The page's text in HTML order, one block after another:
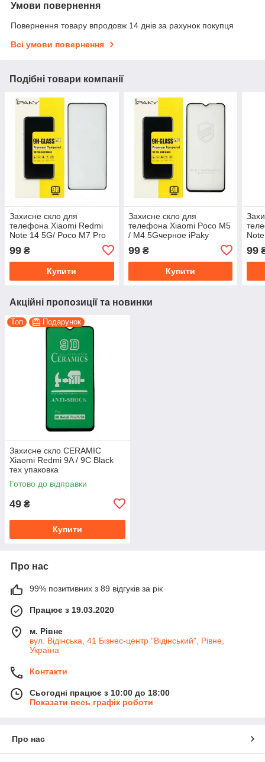
Умови повернення
Повернення товару впродовж 14 днів за рахунок покупця
Всі умови повернення
Подібні товари компанії
Захисне скло для
телефона Xiaomi Redmi
Note 14 5G/ Poco M7 Pro
99 ₴
Купити
Захисне скло для
телефона Xiaomi Poco M5
/ M4 5Gчерное iPaky
99₴
Купити
99
Акційні пропозиції та новинки
Топ Подарунок
Захисне скло CERAMIC
Xiaomi Redmi 9A / 9C Black
тех упаковка
Готово до відправки
49 ₴
Купити
Про нас
99% позитивних з 89 відгуків за рік
Працює з 19.03.2020
м. Рівне
вул. Відінська, 41 Бізнес-центр "Відінський", Рівне,
Україна
Контакти
Сьогодні працює з 10:00 до 18:00
Показати весь графік роботи
Про нас